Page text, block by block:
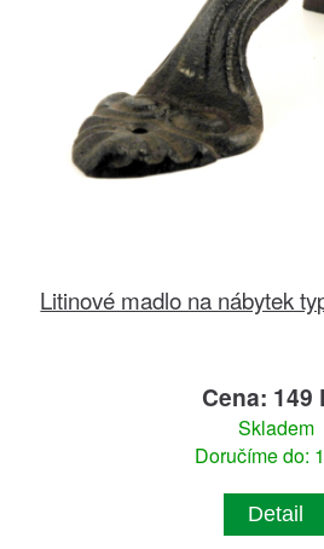
Litinové madlo na nábytek
Cena: 149
Skladem
Doručíme do:
Detail